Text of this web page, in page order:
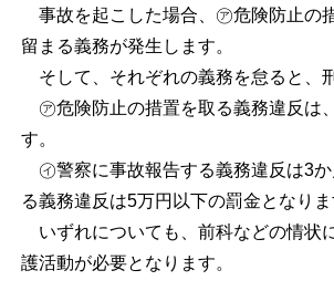
事故を起こした場合、㋐危険防止の
留まる義務が発生します。
そして、それぞれの義務を怠ると、
㋐危険防止の措置を取る義務違反は
す。
㋑警察に事故報告する義務違反は3
る義務違反は5万円以下の罰金となりま
いずれについても、前科などの情状
護活動が必要となります。